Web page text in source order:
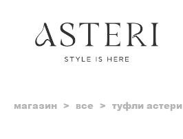
магазин > все > туфли астери